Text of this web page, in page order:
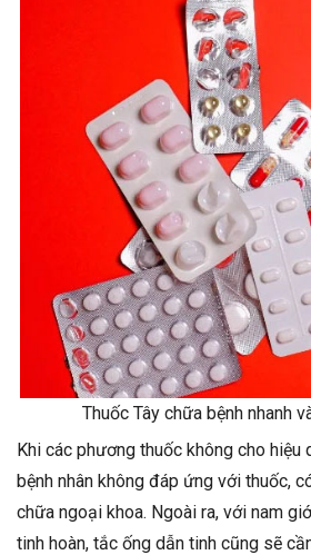
Thuốc Tây chữa bệnh nhanh
Khi các phương thuốc không cho hiệu
bệnh nhân không đáp ứng với thuốc,
chữa ngoại khoa. Ngoài ra, với nam
tinh hoàn, tắc ống dẫn tinh cũng sẽ